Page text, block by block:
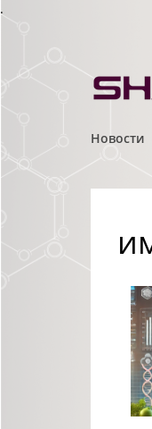
.
Новости